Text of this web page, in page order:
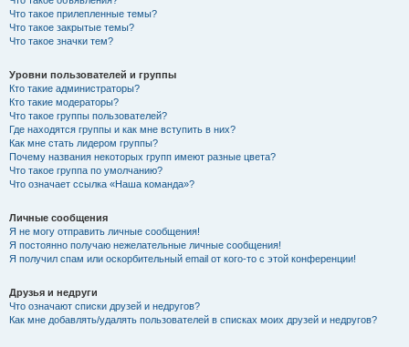
Что такое прилепленные темы?
Что такое закрытые темы?
Что такое значки тем?
Уровни пользователей и группы
Кто такие администраторы?
Кто такие модераторы?
Что такое группы пользователей?
Где находятся группы и как мне вступить в них?
Как мне стать лидером группы?
Почему названия некоторых групп имеют разные цвета?
Что такое группа по умолчанию?
Что означает ссылка «Наша команда»?
Личные сообщения
Я не могу отправить личные сообщения!
Я постоянно получаю нежелательные личные сообщения!
Я получил спам или оскорбительный email от кого-то с этой конференции!
Друзья и недруги
Что означают списки друзей и недругов?
Как мне добавлять/удалять пользователей в списках моих друзей и недругов?